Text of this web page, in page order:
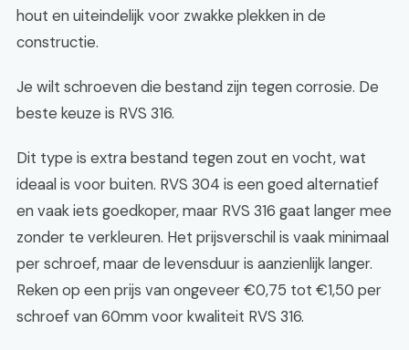
hout en uiteindelijk voor zwakke plekken in de
constructie.
Je wilt schroeven die bestand zijn tegen corrosie. De
beste keuze is RVS 316.
Dit type is extra bestand tegen zout en vocht, wat
ideaal is voor buiten. RVS 304 is een goed alternatief
en vaak iets goedkoper, maar RVS 316 gaat langer mee
zonder te verkleuren. Het prijsverschil is vaak minimaal
per schroef, maar de levensduur is aanzienlijk langer.
Reken op een prijs van ongeveer €0,75 tot €1,50 per
schroef van 60mm voor kwaliteit RVS 316.